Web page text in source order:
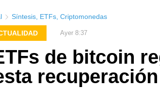
Síntesis ETFs Criptomonedas
Ayer 8:37
de bitcoin